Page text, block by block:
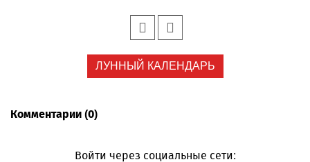
ЛУННЫЙ КАЛЕНДАРЬ
Комментарии (0)
Войти через социальные сети: